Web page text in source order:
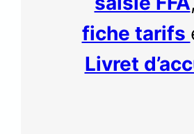
fiche tarifs
Livret